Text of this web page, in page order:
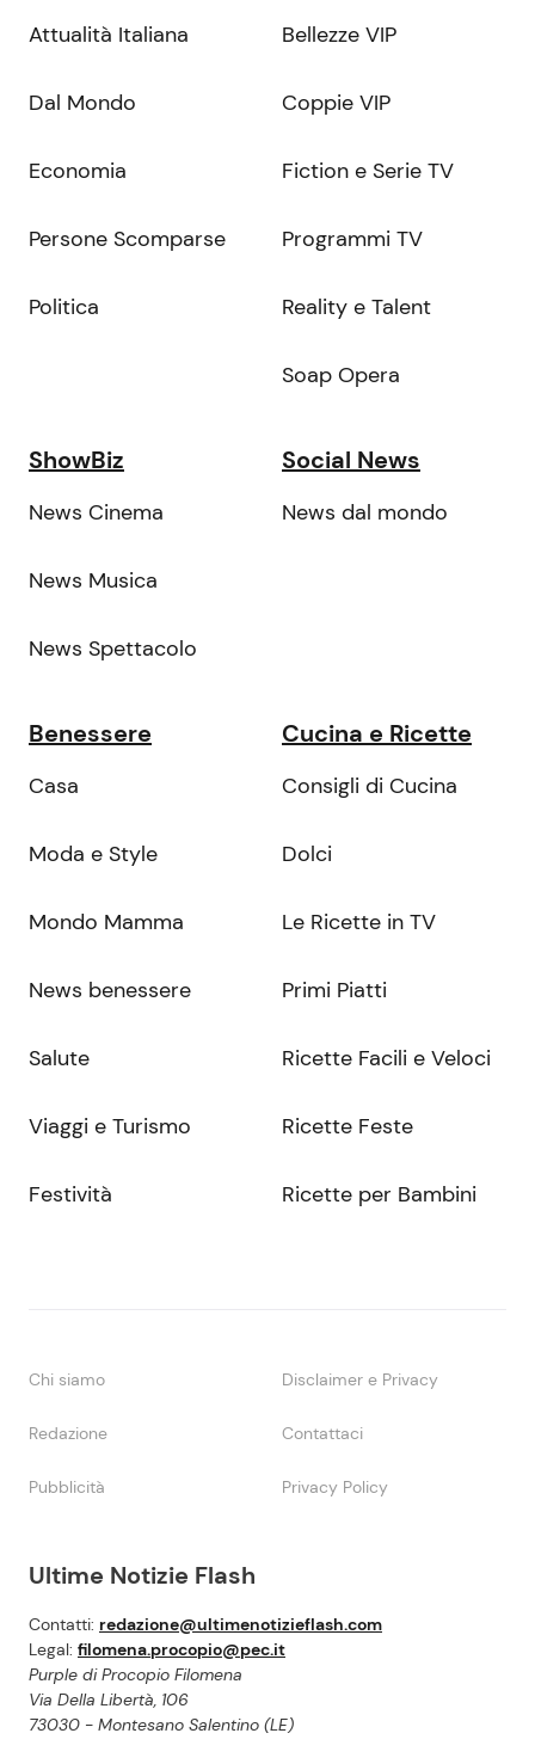
Ultime Notizie Flash
Contatti: redazione@ultimenotizieflash.com
Legal: filomena.procopio@pec.it
Purple di Procopio Filomena
Via Della Libertà, 106
73030 - Montesano Salentino (LE)
Attualità Italiana
Dal Mondo
Economia
Persone Scomparse
Politica
Bellezze VIP
Coppie VIP
Fiction e Serie TV
Programmi TV
Reality e Talent
Soap Opera
ShowBiz
News Cinema
News Musica
News Spettacolo
Social News
News dal mondo
Benessere
Casa
Moda e Style
Mondo Mamma
News benessere
Salute
Viaggi e Turismo
Festività
Cucina e Ricette
Consigli di Cucina
Dolci
Le Ricette in TV
Primi Piatti
Ricette Facili e Veloci
Ricette Feste
Ricette per Bambini
Chi siamo Disclaimer e Privacy
Redazione Contattaci
Pubblicità Privacy Policy